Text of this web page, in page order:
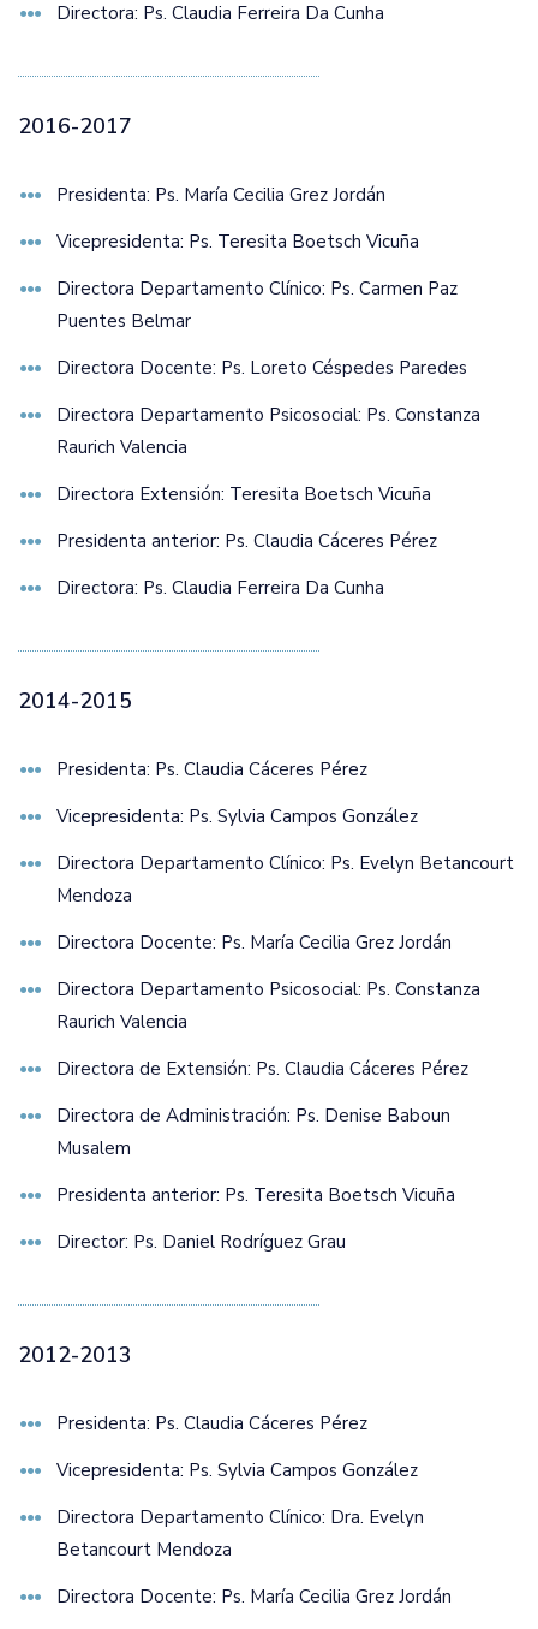
Directora: Ps. Claudia Ferreira Da Cunha
2016-2017
Presidenta: Ps. María Cecilia Grez Jordán
Vicepresidenta: Ps. Teresita Boetsch Vicuña
Directora Departamento Clínico: Ps. Carmen Paz
Puentes Belmar
Directora Docente: Ps. Loreto Céspedes Paredes
Directora Departamento Psicosocial: Ps. Constanza
Raurich Valencia
Directora Extensión: Teresita Boetsch Vicuña
Presidenta anterior: Ps. Claudia Cáceres Pérez
Directora: Ps. Claudia Ferreira Da Cunha
2014-2015
Presidenta: Ps. Claudia Cáceres Pérez
Vicepresidenta: Ps. Sylvia Campos González
Directora Departamento Clínico: Ps. Evelyn Betancourt
Mendoza
Directora Docente: Ps. María Cecilia Grez Jordán
Directora Departamento Psicosocial: Ps. Constanza
Raurich Valencia
Directora de Extensión: Ps. Claudia Cáceres Pérez
Directora de Administración: Ps. Denise Baboun
Musalem
Presidenta anterior: Ps. Teresita Boetsch Vicuña
Director: Ps. Daniel Rodríguez Grau
2012-2013
Presidenta: Ps. Claudia Cáceres Pérez
Vicepresidenta: Ps. Sylvia Campos González
Directora Departamento Clínico: Dra. Evelyn
Betancourt Mendoza
Directora Docente: Ps. María Cecilia Grez Jordán